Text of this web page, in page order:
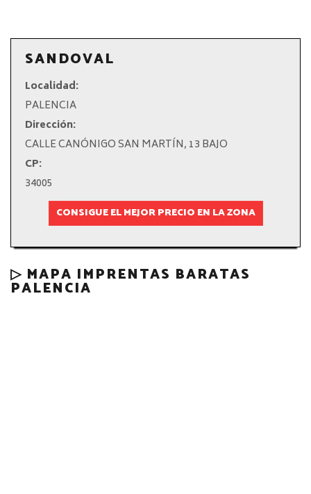
SANDOVAL
Localidad:
PALENCIA
Dirección:
CALLE CANÓNIGO SAN MARTÍN, 13 BAJO
CP:
34005
CONSIGUE EL MEJOR PRECIO EN LA ZONA
▷ MAPA IMPRENTAS BARATAS
PALENCIA